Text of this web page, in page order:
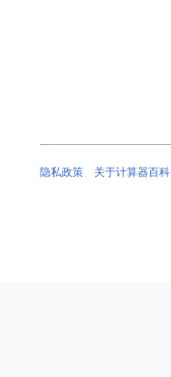
隐私政策 关于计算器百科